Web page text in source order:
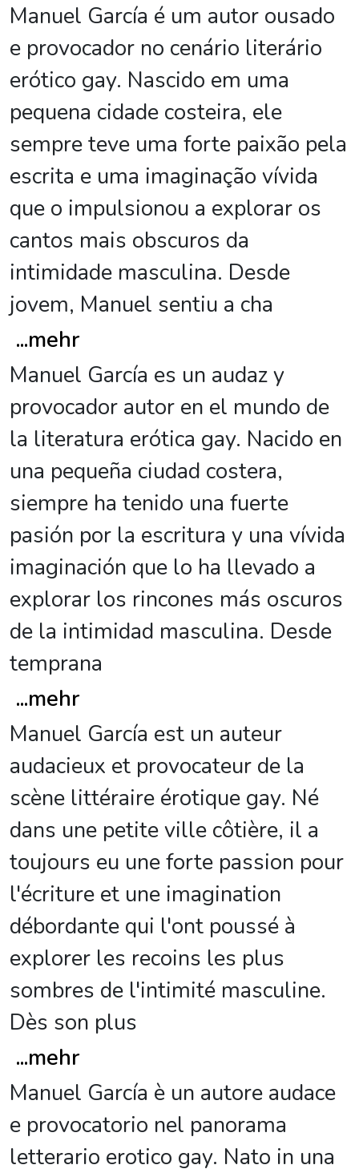
Manuel García é um autor ousado
e provocador no cenário literário
erótico gay. Nascido em uma
pequena cidade costeira, ele
sempre teve uma forte paixão pela
escrita e uma imaginação vívida
que o impulsionou a explorar os
cantos mais obscuros da
intimidade masculina. Desde
jovem, Manuel sentiu a cha
...mehr
Manuel García es un audaz y
provocador autor en el mundo de
la literatura erótica gay. Nacido en
una pequeña ciudad costera,
siempre ha tenido una fuerte
pasión por la escritura y una vívida
imaginación que lo ha llevado a
explorar los rincones más oscuros
de la intimidad masculina. Desde
temprana
...mehr
Manuel García est un auteur
audacieux et provocateur de la
scène littéraire érotique gay. Né
dans une petite ville côtière, il a
toujours eu une forte passion pour
l'écriture et une imagination
débordante qui l'ont poussé à
explorer les recoins les plus
sombres de l'intimité masculine.
Dès son plus
...mehr
Manuel García è un autore audace
e provocatorio nel panorama
letterario erotico gay. Nato in una